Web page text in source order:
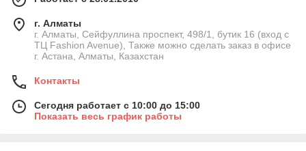
г. Алматы
г. Алматы, Сейфуллина проспект, 498/1, бутик 16 (вход с
ТЦ Fashion Avenue), Также можно сделать заказ в офисе
г. Астана, Алматы, Казахстан
Контакты
Сегодня работает с 10:00 до 15:00
Показать весь график работы